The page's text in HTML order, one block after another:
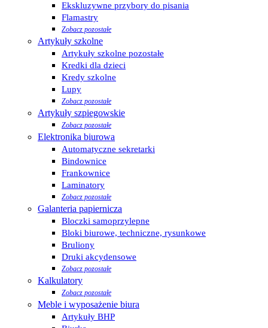
Ekskluzywne przybory do pisania
Flamastry
Zobacz pozostałe
Artykuły szkolne
Artykuły szkolne pozostałe
Kredki dla dzieci
Kredy szkolne
Lupy
Zobacz pozostałe
Artykuły szpiegowskie
Zobacz pozostałe
Elektronika biurowa
Automatyczne sekretarki
Bindownice
Frankownice
Laminatory
Zobacz pozostałe
Galanteria papiernicza
Bloczki samoprzylepne
Bloki biurowe, techniczne, rysunkowe
Bruliony
Druki akcydensowe
Zobacz pozostałe
Kalkulatory
Zobacz pozostałe
Meble i wyposażenie biura
Artykuły BHP